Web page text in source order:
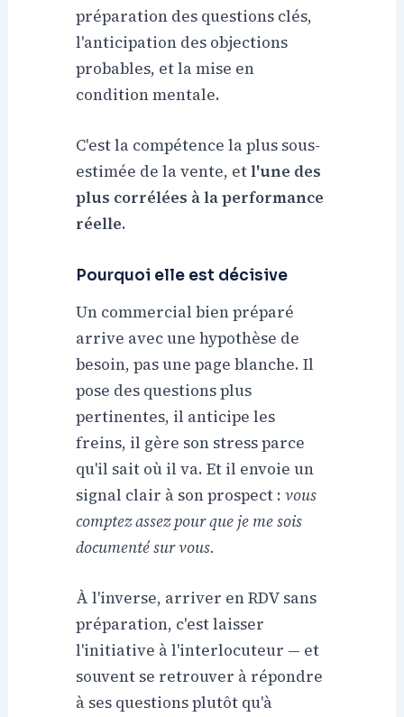
préparation des questions clés,
l'anticipation des objections
probables, et la mise en
condition mentale.
C'est la compétence la plus sous-
estimée de la vente, etl'une des
plus corrélées à la performance
réelle.
Pourquoi elle est décisive
Un commercial bien préparé
arrive avec une hypothèse de
besoin, pas une page blanche. Il
pose des questions plus
pertinentes, il anticipe les
freins, il gère son stress parce
qu'il sait où il va. Et il envoie un
signal clair à son prospect :vous
comptez assez pour que je me sois
documenté sur vous.
À l'inverse, arriver en RDV sans
préparation, c'est laisser
l'initiative à l'interlocuteur — et
souvent se retrouver à répondre
à ses questions plutôt qu'à